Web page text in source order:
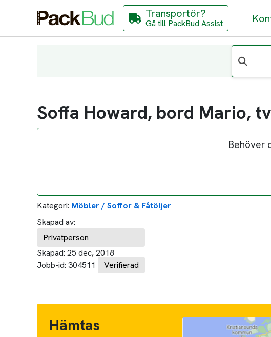
Transportör?
Gå till PackBud Assist
Soffa Howard, bord Mario,
Behöver
Kategori: Möbler / Soffor & Fåtöljer
Skapad av:
Privatperson
Skapad: 25 dec, 2018
Jobb-id: 304511 Verifierad
Hämtas